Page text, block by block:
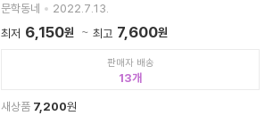
문학동네
2022.7.13.
최저 6,150원 최고 7,600원
판매자 배송
13
새상품 7,200원